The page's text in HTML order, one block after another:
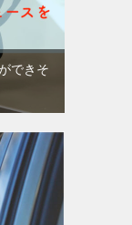
できそ